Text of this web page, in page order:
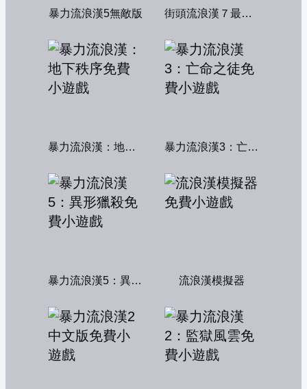
暴力流浪漢5無敵版 街頭流浪漢７最終章
暴力流浪漢：地下秩序 暴力流浪漢3：亡命之徒
暴力流浪漢5：異形獵殺 流浪漢模擬器